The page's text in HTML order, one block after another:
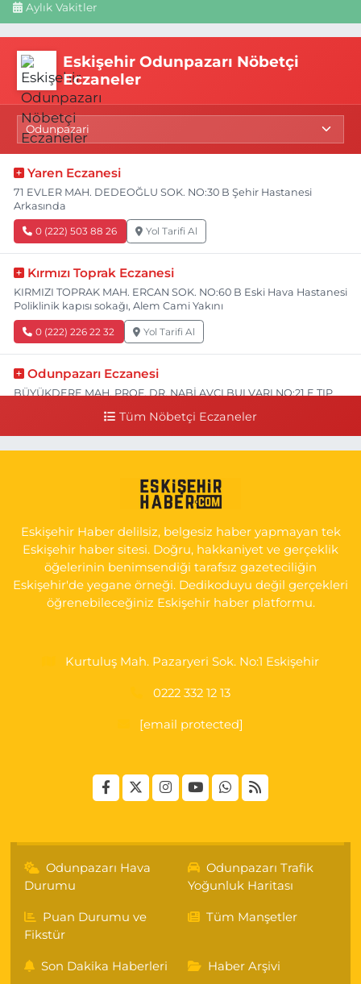
Aylık Vakitler
Eskişehir Odunpazarı Nöbetçi
Eczaneler
Yaren Eczanesi
71 EVLER MAH. DEDEOĞLU SOK. NO:30 B Şehir Hastanesi
Arkasında
0 (222) 503 88 26 Yol Tarifi Al
Kırmızı Toprak Eczanesi
KIRMIZI TOPRAK MAH. ERCAN SOK. NO:60 B Eski Hava Hastanesi
Poliklinik kapısı sokağı, Alem Cami Yakını
0 (222) 226 22 32 Yol Tarifi Al
Odunpazarı Eczanesi
BÜYÜKDERE MAH. PROF. DR. NABİ AVCI BULVARI NO:21 E TIP
YENİDOĞAN MH.ŞEHİT SERKAN ÖZAYDIN CD.8 B ESKİ DEVLET
0 (222) 237 75 17 Yol Tarifi Al
Tüm Nöbetçi Eczaneler
Eskişehir Haber delilsiz, belgesiz haber yapmayan tek
Eskişehir haber sitesi. Doğru, hakkaniyet ve gerçeklik
öğelerinin benimsendiği tarafsız gazeteciliğin
Eskişehir'de yegane örneği. Dedikoduyu değil gerçekleri
öğrenebileceğiniz Eskişehir haber platformu.
Kurtuluş Mah. Pazaryeri Sok. No:1 Eskişehir
0222 332 12 13
[email protected]
Odunpazarı Hava
Durumu
Odunpazarı Trafik
Yoğunluk Haritası
Puan Durumu ve
Fikstür
Tüm Manşetler
Son Dakika Haberleri Haber Arşivi